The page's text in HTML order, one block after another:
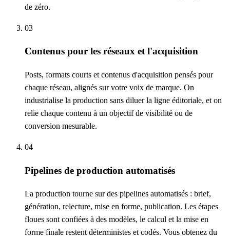
de zéro.
03
Contenus pour les réseaux et l'acquisition
Posts, formats courts et contenus d'acquisition pensés pour
chaque réseau, alignés sur votre voix de marque. On
industrialise la production sans diluer la ligne éditoriale, et on
relie chaque contenu à un objectif de visibilité ou de
conversion mesurable.
04
Pipelines de production automatisés
La production tourne sur des pipelines automatisés : brief,
génération, relecture, mise en forme, publication. Les étapes
floues sont confiées à des modèles, le calcul et la mise en
forme finale restent déterministes et codés. Vous obtenez du